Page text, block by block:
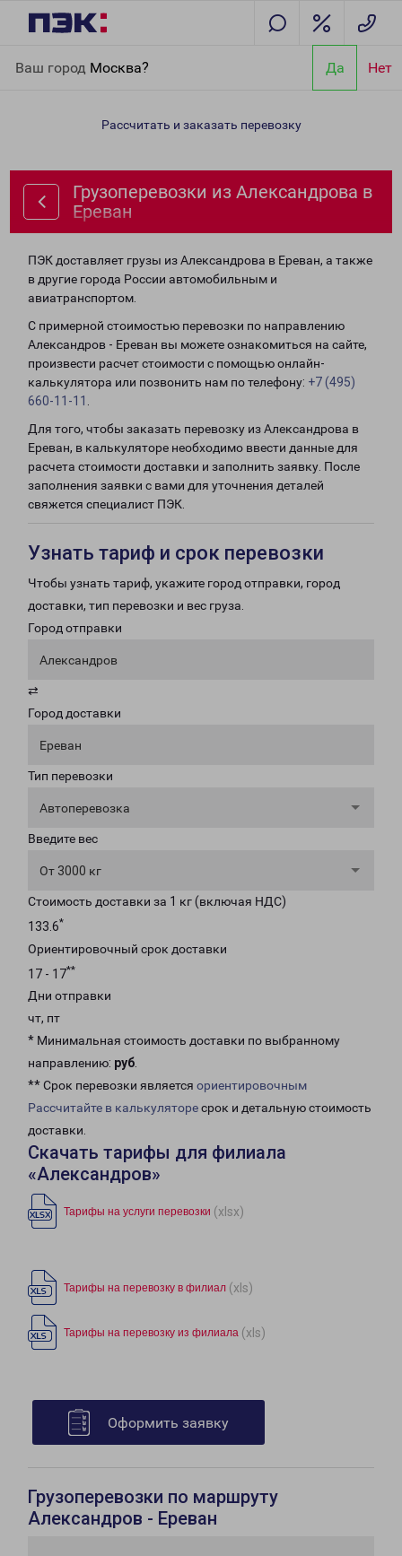
Ваш город Москва? Да Нет
Ереван
Рассчитать и заказать перевозку
Грузоперевозки из Александрова в
Ереван
ПЭК доставляет грузы из Александрова в Ереван, а также
в другие города России автомобильным и
авиатранспортом.
С примерной стоимостью перевозки по направлению
Александров - Ереван вы можете ознакомиться на сайте,
произвести расчет стоимости с помощью онлайн-
калькулятора или позвонить нам по телефону: +7 (495)
660-11-11
Для того, чтобы заказать перевозку из Александрова в
Ереван, в калькуляторе необходимо ввести данные для
расчета стоимости доставки и заполнить заявку. После
заполнения заявки с вами для уточнения деталей
свяжется специалист ПЭК.
Узнать тариф и срок перевозки
Чтобы узнать тариф, укажите город отправки, город
доставки, тип перевозки и вес груза.
Город отправки
Александров
⇄
Город доставки
Ереван
Тип перевозки
Автоперевозка
Введите вес
От 3000 кг
Стоимость доставки за 1 кг (включая НДС)
133.6*
Ориентировочный срок доставки
17 - 17**
Дни отправки
чт, пт
* Минимальная стоимость доставки по выбранному
направлению: руб.
** Срок перевозки является ориентировочным
Рассчитайте в калькуляторесрок и детальную стоимость
доставки.
Скачать тарифы для филиала
«Александров»
Тарифы на услуги перевозки (xlsx)
Тарифы на перевозку в филиал (xls)
Тарифы на перевозку из филиала (xls)
Оформить заявку
Грузоперевозки по маршруту
Александров - Ереван